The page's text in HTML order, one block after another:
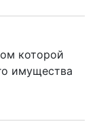
которой
имущества